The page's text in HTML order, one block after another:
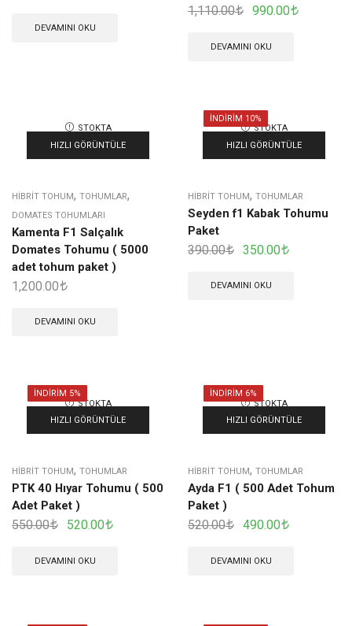
DEVAMINI OKU
1,110.00 990.00
DEVAMINI OKU
STOKTA
YOK
HIZLI GÖRÜNTÜLE
HIBRIT TOHUM, TOHUMLAR,
DOMATES TOHUMLARI
Kamenta F1 Salçalık
Domates Tohumu ( 5000
adet tohum paket )
1,200.00
DEVAMINI OKU
İNDIRIM 10%
STOKTA
YOK
HIZLI GÖRÜNTÜLE
HIBRIT TOHUM, TOHUMLAR
Seyden f1 Kabak Tohumu
Paket
390.00 350.00
DEVAMINI OKU
İNDIRIM 5%
STOKTA
YOK
HIZLI GÖRÜNTÜLE
HIBRIT TOHUM, TOHUMLAR
PTK 40 Hıyar Tohumu ( 500
Adet Paket )
550.00 520.00
DEVAMINI OKU
İNDIRIM 6%
STOKTA
YOK
HIZLI GÖRÜNTÜLE
HIBRIT TOHUM, TOHUMLAR
Ayda F1 ( 500 Adet Tohum
Paket )
520.00 490.00
DEVAMINI OKU